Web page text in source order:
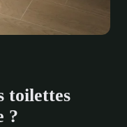
toilettes
?